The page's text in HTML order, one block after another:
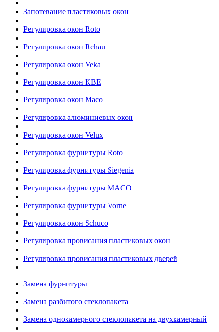
Запотевание пластиковых окон
Регулировка окон Roto
Регулировка окон Rehau
Регулировка окон Veka
Регулировка окон KBE
Регулировка окон Maco
Регулировка алюминиевых окон
Регулировка окон Velux
Регулировка фурнитуры Roto
Регулировка фурнитуры Siegenia
Регулировка фурнитуры MACO
Регулировка фурнитуры Vorne
Регулировка окон Schuco
Регулировка провисания пластиковых окон
Регулировка провисания пластиковых дверей
Замена фурнитуры
Замена разбитого стеклопакета
Замена однокамерного стеклопакета на двухкамерный